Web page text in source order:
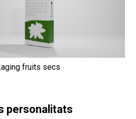
fruits secs
personalitats